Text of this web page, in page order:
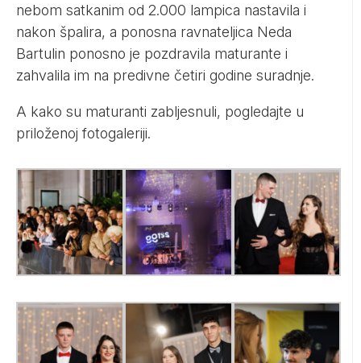
nebom satkanim od 2.000 lampica nastavila i
nakon špalira, a ponosna ravnateljica Neda
Bartulin ponosno je pozdravila maturante i
zahvalila im na predivne četiri godine suradnje.
A kako su maturanti zabljesnuli, pogledajte u
priloženoj fotogaleriji.